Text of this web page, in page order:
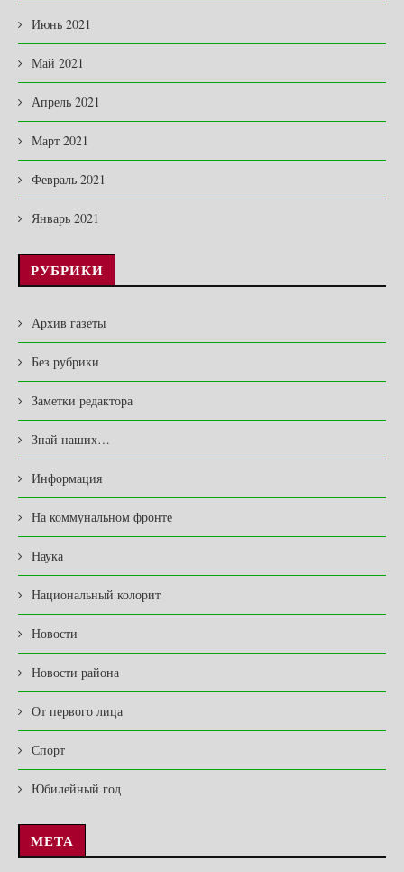
Июнь 2021
Май 2021
Апрель 2021
Март 2021
Февраль 2021
Январь 2021
РУБРИКИ
Архив газеты
Без рубрики
Заметки редактора
Знай наших…
Информация
На коммунальном фронте
Наука
Национальный колорит
Новости
Новости района
От первого лица
Спорт
Юбилейный год
МЕТА